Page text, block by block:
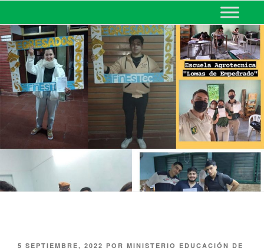
MINISTERIO DE EDUCACIÓN
DE CORRIENTES
5 SEPTIEMBRE, 2022 POR MINISTERIO EDUCACIÓN DE